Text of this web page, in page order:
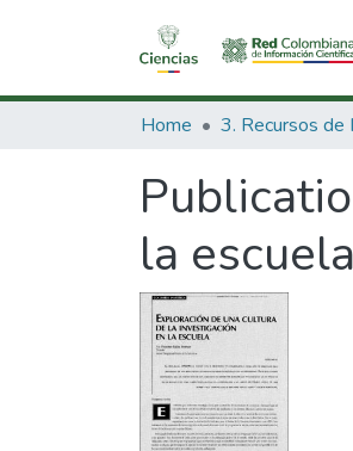
Home
la escuela